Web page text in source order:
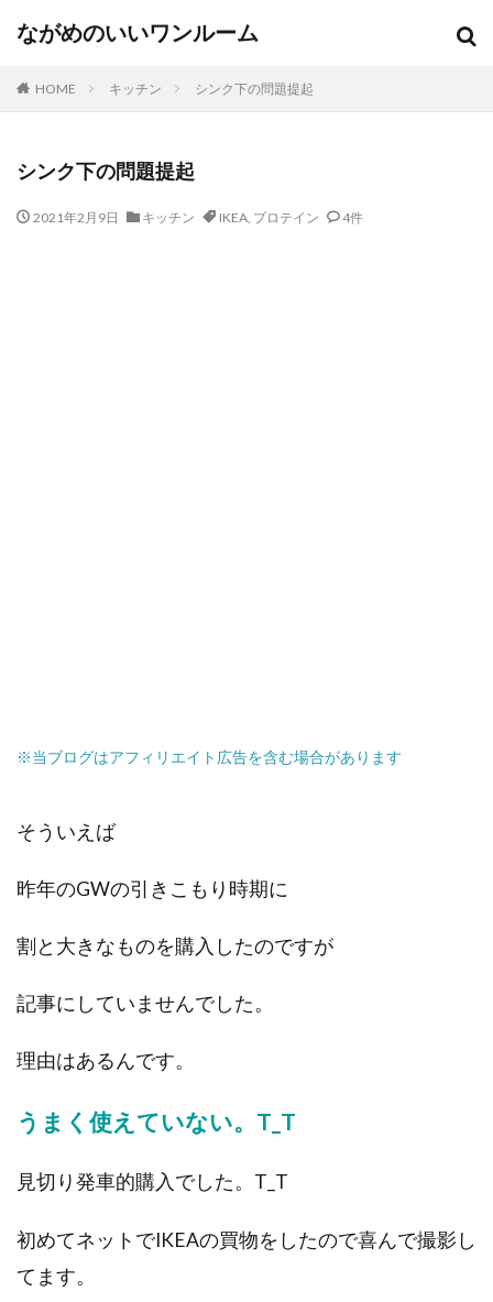
ながめのいいワンルーム
HOME キッチン シンク下の問題提起
シンク下の問題提起
2021年2月9日 キッチン IKEA, プロテイン 4件
※当ブログはアフィリエイト広告を含む場合があります
そういえば
昨年のGWの引きこもり時期に
割と大きなものを購入したのですが
記事にしていませんでした。
理由はあるんです。
うまく使えていない。T_T
見切り発車的購入でした。T_T
初めてネットでIKEAの買物をしたので喜んで撮影し
てます。